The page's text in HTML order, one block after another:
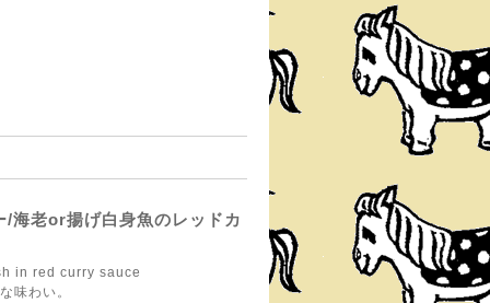
/海老or揚げ白身魚のレッドカ
in red curry sauce
味わい。